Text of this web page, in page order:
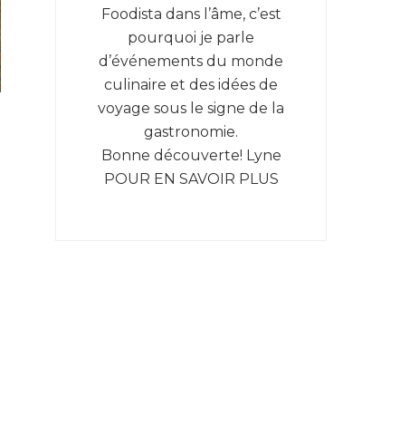
Foodista dans l’âme, c’est
pourquoi je parle
d’événements du monde
culinaire et des idées de
voyage sous le signe de la
gastronomie.
Bonne découverte! Lyne
POUR EN SAVOIR PLUS